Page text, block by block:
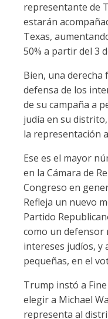
representante de
estarán
Texas,
50% a partir del 3
Bien, una derecha
defensa de los
de su campaña a
judía en su
la representación
Ese es el mayor
en la Cámara de
Congreso en
Refleja un nuevo
Partido
como un defensor
intereses judíos, y
pequeñas, en el
Trump instó a
elegir a Michael
representa al